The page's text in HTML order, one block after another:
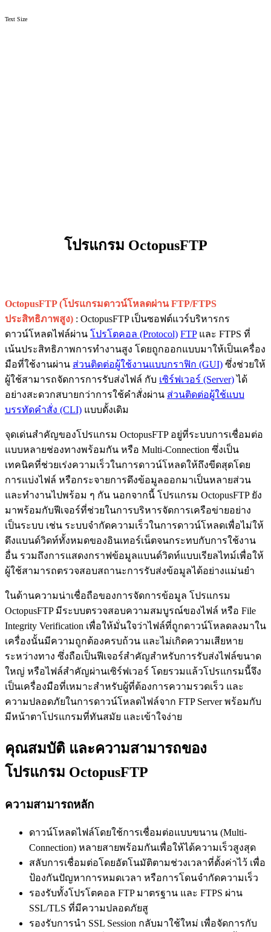
Text Size
โปรแกรม OctopusFTP
OctopusFTP (โปรแกรมดาวน์โหลดผ่าน FTP/FTPS
ประสิทธิภาพสูง) : OctopusFTP เป็นซอฟต์แวร์บริหารกร
ดาวน์โหลดไฟล์ผ่าน โปรโตคอล (Protocol) FTPและ FTPS ที่
เน้นประสิทธิภาพการทำงานสูง โดยถูกออกแบบมาให้เป็นเครื่อง
มือที่ใช้งานผ่าน ส่วนติดต่อผู้ใช้งานแบบกราฟิก (GUI) ซึ่งช่วยให้
ผู้ใช้สามารถจัดการการรับส่งไฟล์ กับ เซิร์ฟเวอร์ (Server)ได้
อย่างสะดวกสบายกว่าการใช้คำสั่งผ่าน ส่วนติดต่อผู้ใช้แบบ
บรรทัดคำสั่ง (CLI) แบบดั้งเดิม
จุดเด่นสำคัญของโปรแกรม OctopusFTP อยู่ที่ระบบการเชื่อมต่อ
แบบหลายช่องทางพร้อมกัน หรือ Multi-Connection ซึ่งเป็น
เทคนิคที่ช่วยเร่งความเร็วในการดาวน์โหลดให้ถึงขีดสุดโดย
การแบ่งไฟล์ หรือกระจายการดึงข้อมูลออกมาเป็นหลายส่วน
และทำงานไปพร้อม ๆ กัน นอกจากนี้ โปรแกรม OctopusFTP ยัง
มาพร้อมกับฟีเจอร์ที่ช่วยในการบริหารจัดการเครือข่ายอย่าง
เป็นระบบ เช่น ระบบจำกัดความเร็วในการดาวน์โหลดเพื่อไม่ให้
ดึงแบนด์วิดท์ทั้งหมดของอินเทอร์เน็ตจนกระทบกับการใช้งาน
อื่น รวมถึงการแสดงกราฟข้อมูลแบนด์วิดท์แบบเรียลไทม์เพื่อให้
ผู้ใช้สามารถตรวจสอบสถานะการรับส่งข้อมูลได้อย่างแม่นยำ
ในด้านความน่าเชื่อถือของการจัดการข้อมูล โปรแกรม
OctopusFTP มีระบบตรวจสอบความสมบูรณ์ของไฟล์ หรือ File
Integrity Verification เพื่อให้มั่นใจว่าไฟล์ที่ถูกดาวน์โหลดลงมาใน
เครื่องนั้นมีความถูกต้องครบถ้วน และไม่เกิดความเสียหาย
ระหว่างทาง ซึ่งถือเป็นฟีเจอร์สำคัญสำหรับการรับส่งไฟล์ขนาด
ใหญ่ หรือไฟล์สำคัญผ่านเซิร์ฟเวอร์ โดยรวมแล้วโปรแกรมนี้จึง
เป็นเครื่องมือที่เหมาะสำหรับผู้ที่ต้องการความรวดเร็ว และ
ความปลอดภัยในการดาวน์โหลดไฟล์จาก FTP Server พร้อมกับ
มีหน้าตาโปรแกรมที่ทันสมัย และเข้าใจง่าย
คุณสมบัติ และความสามารถของ
โปรแกรม OctopusFTP
ความสามารถหลัก
ดาวน์โหลดไฟล์โดยใช้การเชื่อมต่อแบบขนาน (Multi-
Connection) หลายสายพร้อมกันเพื่อให้ได้ความเร็วสูงสุด
สลับการเชื่อมต่อโดยอัตโนมัติตามช่วงเวลาที่ตั้งค่าไว้ เพื่อ
ป้องกันปัญหาการหมดเวลา หรือการโดนจำกัดความเร็ว
รองรับทั้งโปรโตคอล FTP มาตรฐาน และ FTPS ผ่าน
SSL/TLS ที่มีความปลอดภัยสู
รองรับการนำ SSL Session กลับมาใช้ใหม่ เพื่อจัดการกับ